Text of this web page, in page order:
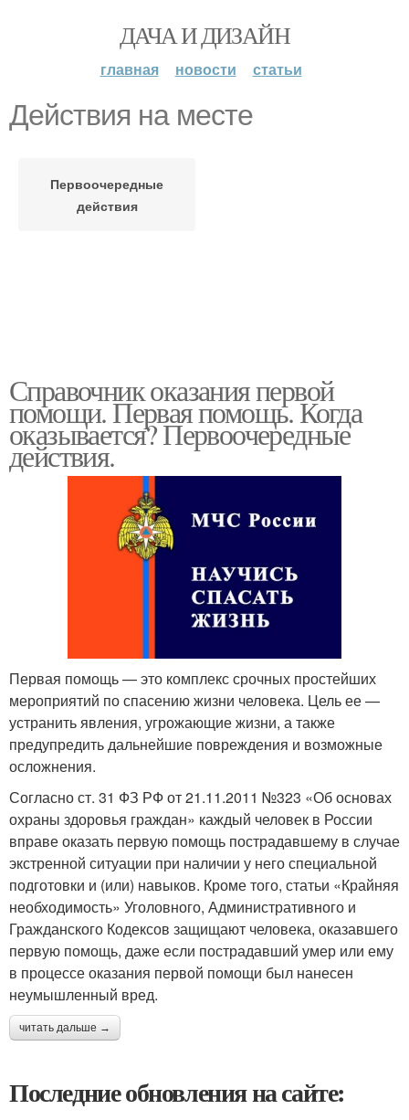
ДАЧА И ДИЗАЙН
главная новости статьи
Действия на месте
Первоочередные
действия
Справочник оказания первой
помощи. Первая помощь. Когда
оказывается? Первоочередные
действия.
Первая помощь — это комплекс срочных простейших
мероприятий по спасению жизни человека. Цель ее —
устранить явления, угрожающие жизни, а также
предупредить дальнейшие повреждения и возможные
осложнения.
Согласно ст. 31 ФЗ РФ от 21.11.2011 №323 «Об основах
охраны здоровья граждан» каждый человек в России
вправе оказать первую помощь пострадавшему в случае
экстренной ситуации при наличии у него специальной
подготовки и (или) навыков. Кроме того, статьи «Крайняя
необходимость» Уголовного, Административного и
Гражданского Кодексов защищают человека, оказавшего
первую помощь, даже если пострадавший умер или ему
в процессе оказания первой помощи был нанесен
неумышленный вред.
читать дальше →
Последние обновления на сайте: